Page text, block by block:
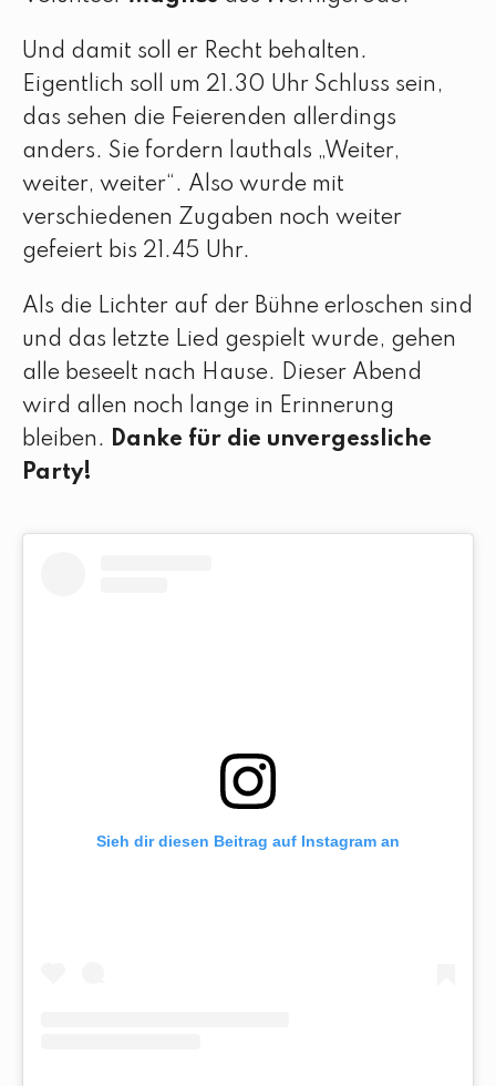
Und damit soll er Recht behalten.
Eigentlich soll um 21.30 Uhr Schluss sein,
das sehen die Feierenden allerdings
anders. Sie fordern lauthals „Weiter,
weiter, weiter“. Also wurde mit
verschiedenen Zugaben noch weiter
gefeiert bis 21.45 Uhr.
Als die Lichter auf der Bühne erloschen sind
und das letzte Lied gespielt wurde, gehen
alle beseelt nach Hause. Dieser Abend
wird allen noch lange in Erinnerung
bleiben. Danke für die unvergessliche
Party!
Sieh dir diesen Beitrag auf Instagram an